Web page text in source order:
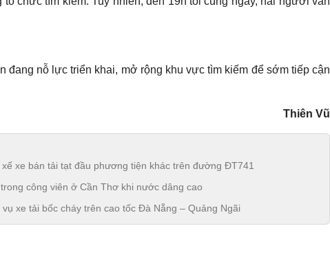
đang nỗ lực triển khai, mở rộng khu vực tìm kiếm để sớm tiếp cận
Thiên Vũ
xe bán tải tạt đầu phương tiện khác trên đường ĐT741
công viên ở Cần Thơ khi nước dâng cao
xe tải bốc cháy trên cao tốc Đà Nẵng – Quảng Ngãi